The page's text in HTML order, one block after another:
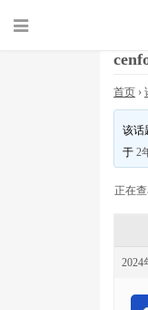
首页 ›
该话
于2
正在
2024